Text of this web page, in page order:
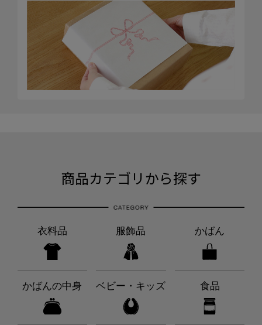
商品カテゴリから探す
衣料品 服飾品 かばん
かばんの中身 ベビー・キッズ 食品